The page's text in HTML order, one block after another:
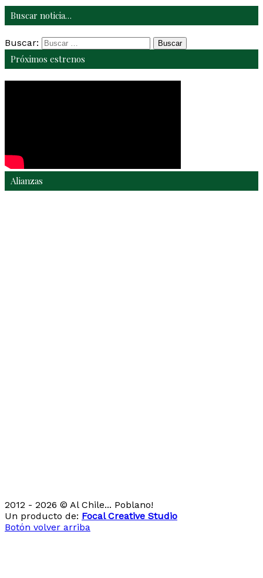
Buscar noticia…
Buscar:
Próximos estrenos
Alianzas
2012 - 2026 © Al Chile... Poblano!
Un producto de: Focal Creative Studio
Botón volver arriba